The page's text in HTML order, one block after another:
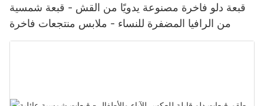
قبعة دلو فاخرة مصنوعة يدويًا من القش - قبعة شمسية
من الرافيا المضفرة للنساء - ملابس منتجعات فاخرة